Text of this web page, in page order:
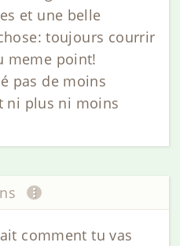
et une belle
toujours courrir
meme point!
pas de moins
ni plus ni moins
comment tu vas